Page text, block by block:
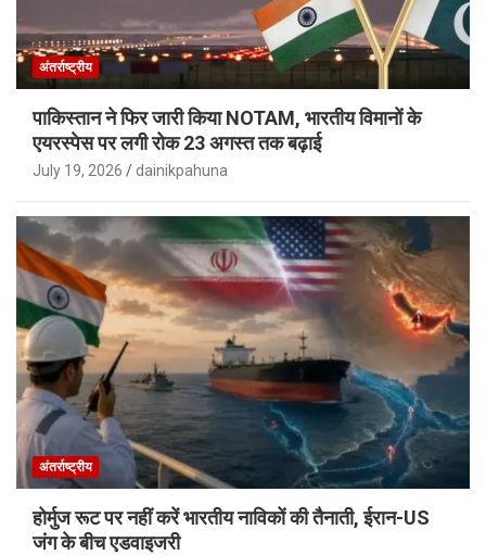
अंतर्राष्ट्रीय
पाकिस्तान ने फिर जारी किया NOTAM, भारतीय विमानों के
एयरस्पेस पर लगी रोक 23 अगस्त तक बढ़ाई
July 19, 2026 dainikpahuna
अंतर्राष्ट्रीय
होर्मुज रूट पर नहीं करें भारतीय नाविकों की तैनाती, ईरान-US
जंग के बीच एडवाइजरी